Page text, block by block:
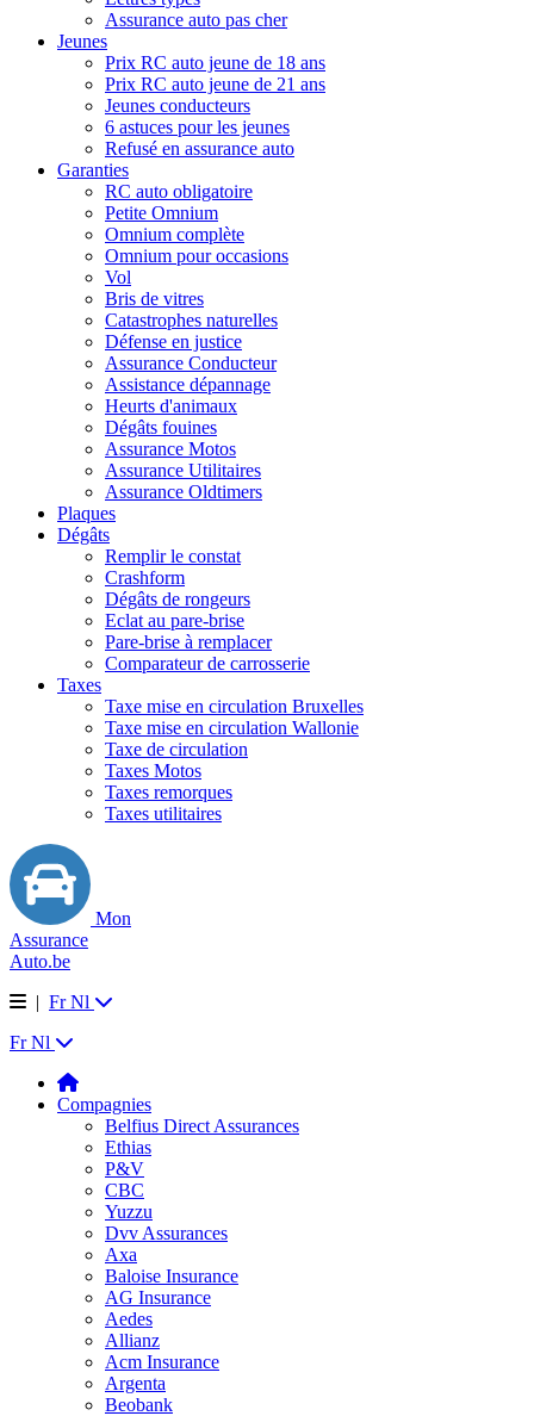
Assurance auto pas cher
Jeunes
Prix RC auto jeune de 18 ans
Prix RC auto jeune de 21 ans
Jeunes conducteurs
6 astuces pour les jeunes
Refusé en assurance auto
Garanties
RC auto obligatoire
Petite Omnium
Omnium complète
Omnium pour occasions
Vol
Bris de vitres
Catastrophes naturelles
Défense en justice
Assurance Conducteur
Assistance dépannage
Heurts d'animaux
Dégâts fouines
Assurance Motos
Assurance Utilitaires
Assurance Oldtimers
Plaques
Dégâts
Remplir le constat
Crashform
Dégâts de rongeurs
Eclat au pare-brise
Pare-brise à remplacer
Comparateur de carrosserie
Taxes
Taxe mise en circulation Bruxelles
Taxe mise en circulation Wallonie
Taxe de circulation
Taxes Motos
Taxes remorques
Taxes utilitaires
Mon
Assurance
Auto.be
| Fr Nl
Fr Nl
Compagnies
Belfius Direct Assurances
Ethias
P&V
CBC
Yuzzu
Dvv Assurances
Axa
Baloise Insurance
AG Insurance
Aedes
Allianz
Acm Insurance
Argenta
Beobank